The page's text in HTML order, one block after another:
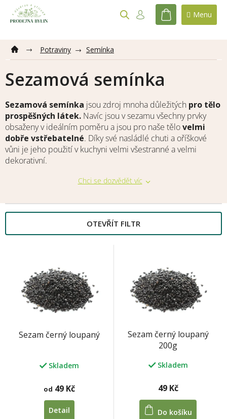
obsah
NÁKUPNÍ
Potraviny Semínka
Sezamová semínka
Sezamová semínka jsou zdroj mnoha důležitých pro tělo
prospěšných látek. Navíc jsou v sezamu všechny prvky
obsaženy v ideálním poměru a jsou pro naše tělovelmi
dobře vstřebatelné. Díky své nasládlé chuti a oříškové
vůni je jeho použití v kuchyni velmi všestranné a velmi
dekorativní.
Chci se dozvědět víc
OTEVŘÍT FILTR
Sezam černý loupaný
Skladem
od 49 Kč
Detail
Sezam černý loupaný
200g
Skladem
49 Kč
Do košíku